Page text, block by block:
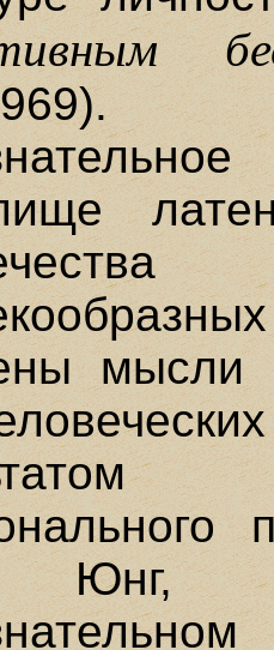
мысли
"в